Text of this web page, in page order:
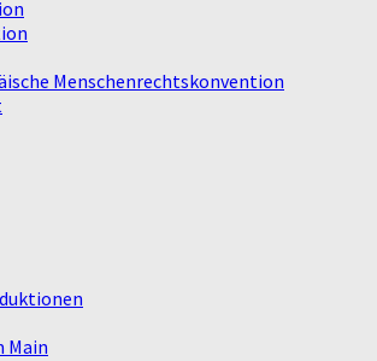
Menschenrechtskonvention
Main